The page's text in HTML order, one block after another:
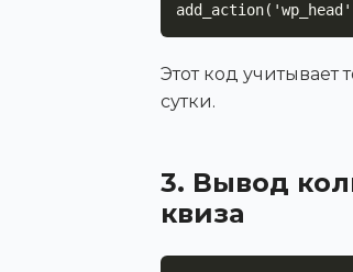
Этот код учитывает
сутки.
3. Вывод
квиза